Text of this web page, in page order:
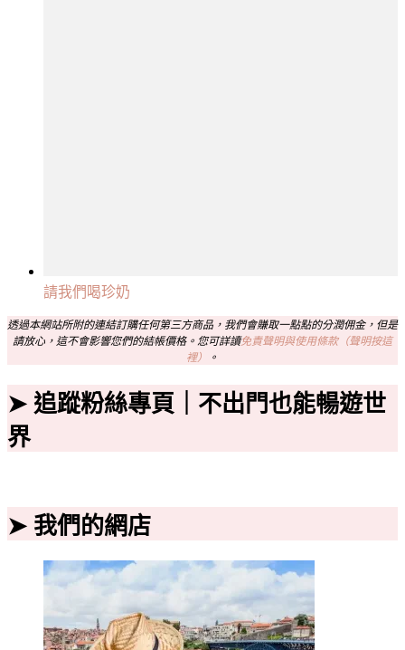
請我們喝珍奶
透過本網站所附的連結訂購任何第三方商品，我們會賺取一點點的分潤佣金，但是
請放心，這不會影響您們的結帳價格。您可詳讀免責聲明與使用條款（聲明按這
裡）
。
➤ 追蹤粉絲專頁｜不出門也能暢遊世
界
➤ 我們的網店